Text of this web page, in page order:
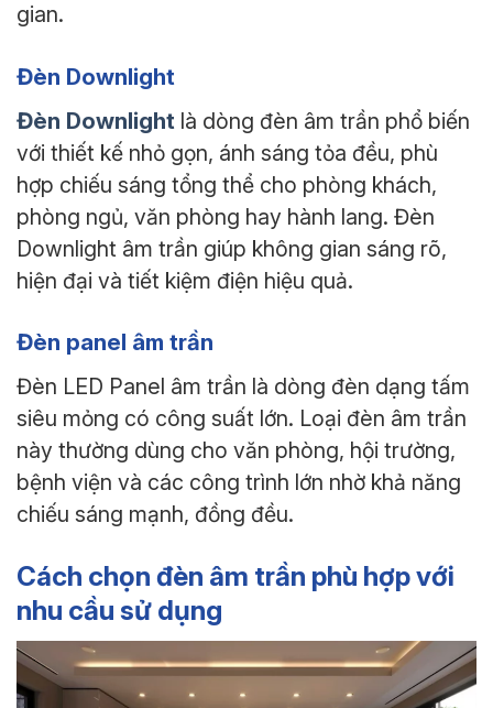
gian.
Đèn Downlight
Đèn Downlight là dòng đèn âm trần phổ biến
với thiết kế nhỏ gọn, ánh sáng tỏa đều, phù
hợp chiếu sáng tổng thể cho phòng khách,
phòng ngủ, văn phòng hay hành lang. Đèn
Downlight âm trần giúp không gian sáng rõ,
hiện đại và tiết kiệm điện hiệu quả.
Đèn panel âm trần
Đèn LED Panel âm trần là dòng đèn dạng tấm
siêu mỏng có công suất lớn. Loại đèn âm trần
này thường dùng cho văn phòng, hội trường,
bệnh viện và các công trình lớn nhờ khả năng
chiếu sáng mạnh, đồng đều.
Cách chọn đèn âm trần phù hợp với
nhu cầu sử dụng